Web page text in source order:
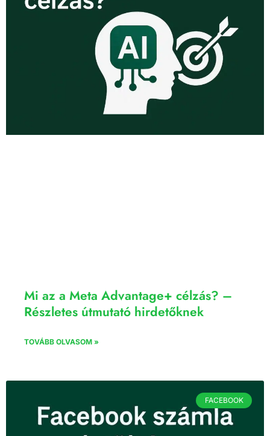
Mi az a Meta Advantage+ célzás? –
Részletes útmutató hirdetőknek
TOVÁBB OLVASOM »
FACEBOOK